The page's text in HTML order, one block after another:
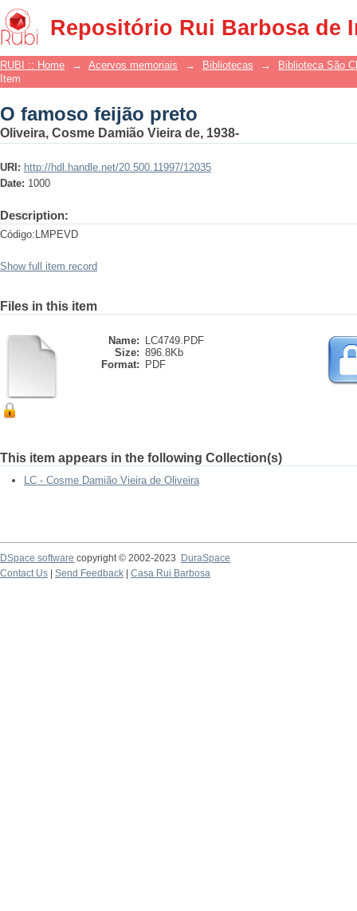
Repositório Rui Barbosa de
O famoso feijão preto
RUBI :: Home → Acervos memoriais → Bibliotecas →
Biblioteca São
Item
O famoso feijão preto
Oliveira, Cosme Damião Vieira de, 1938-
URI: http://hdl.handle.net/20.500.11997/12035
Date: 1000
Description:
Código:LMPEVD
Show full item record
Files in this item
Name:
LC4749.PDF
Size: 896.8Kb
Format:
PDF
This item appears in the following Collection(s)
LC - Cosme Damião Vieira de Oliveira
DSpace software copyright © 2002-2023
DuraSpace
Contact Us
Send Feedback Casa Rui Barbosa